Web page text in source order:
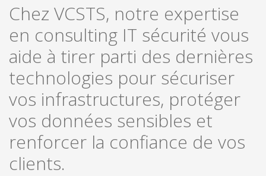
Chez VCSTS, notre expertise
en consulting IT sécurité vous
aide à tirer parti des dernières
technologies pour sécuriser
vos infrastructures, protéger
vos données sensibles et
renforcer la confiance de vos
clients.